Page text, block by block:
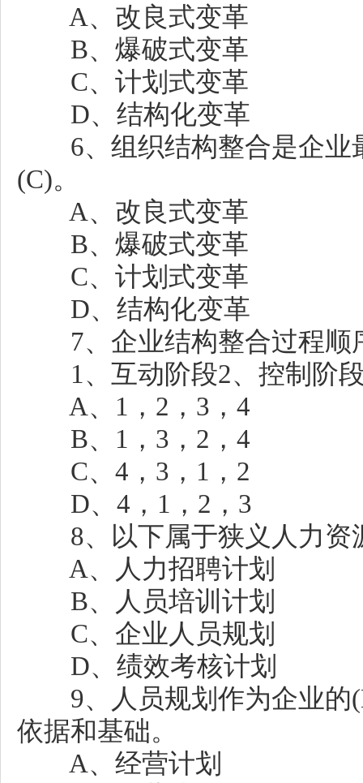
A、改良式变革
B、爆破式变革
C、计划式变革
D、结构化变革
6、组织结构整合是企业
(C)。
A、改良式变革
B、爆破式变革
C、计划式变革
D、结构化变革
7、企业结构整合过程顺
1、互动阶段2、控制阶段
A、1，2，3，4
B、1，3，2，4
C、4，3，1，2
D、4，1，2，3
8、以下属于狭义人力资
A、人力招聘计划
B、人员培训计划
C、企业人员规划
D、绩效考核计划
9、人员规划作为企业的
依据和基础。
A、经营计划